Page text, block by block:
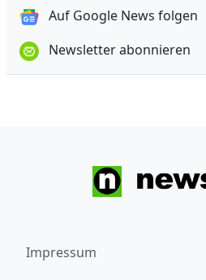
Auf Google News folgen
Newsletter abonnieren
Impressum